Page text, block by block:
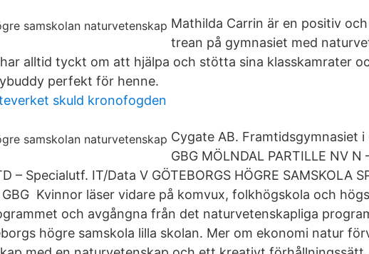
Mathilda Carrin är en positiv
trean på gymnasiet med
alltid tyckt om att hjälpa och stötta sina klasskamrater
perfekt för henne.
skuld kronofogden
Cygate AB. Framtidsgymnasiet i
GBG MÖLNDAL PARTILLE NV
– Specialutf. IT/Data V GÖTEBORGS HÖGRE SAMSKOLA
GBG Kvinnor läser vidare på komvux, folkhögskola och
och avgångna från det naturvetenskapliga
högre samskola lilla skolan. Mer om ekonomi natur